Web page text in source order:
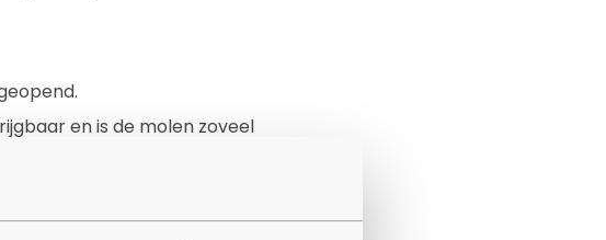
en is de molen zoveel